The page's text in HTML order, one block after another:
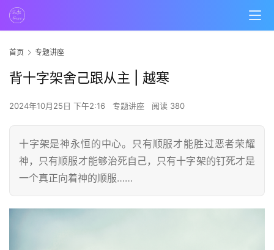
首页 专题讲座
背十字架舍己跟从主 | 越寒
2024年10月25日 下午2:16 专题讲座 阅读 380
十字架是神永恒的中心。只有顺服才能胜过恶者荣耀
神，只有顺服才能够治死自己，只有十字架的钉死才是
一个真正向着神的顺服……